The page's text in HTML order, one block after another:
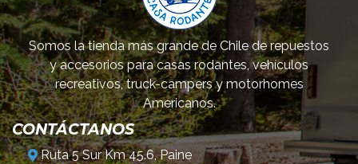
Somos la tienda más grande de Chile de repuestos
y accesorios para casas rodantes, vehículos
recreativos, truck-campers y motorhomes
Americanos.
CONTÁCTANOS
Ruta 5 Sur Km 45.6, Paine